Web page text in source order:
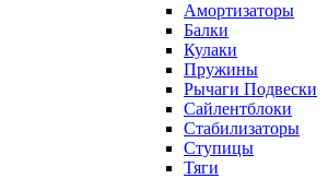
Амортизаторы
Балки
Кулаки
Пружины
Рычаги Подвески
Сайлентблоки
Стабилизаторы
Ступицы
Тяги